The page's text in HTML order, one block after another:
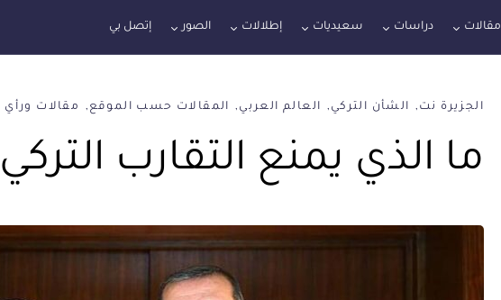
مقالات دراسات سعيديات إطلالات الصور إتصل بي
الجزيرة نت الشأن التركي العالم العربي المقالات حسب الموقع مقالات ورأي
ما الذي يمنع التقارب